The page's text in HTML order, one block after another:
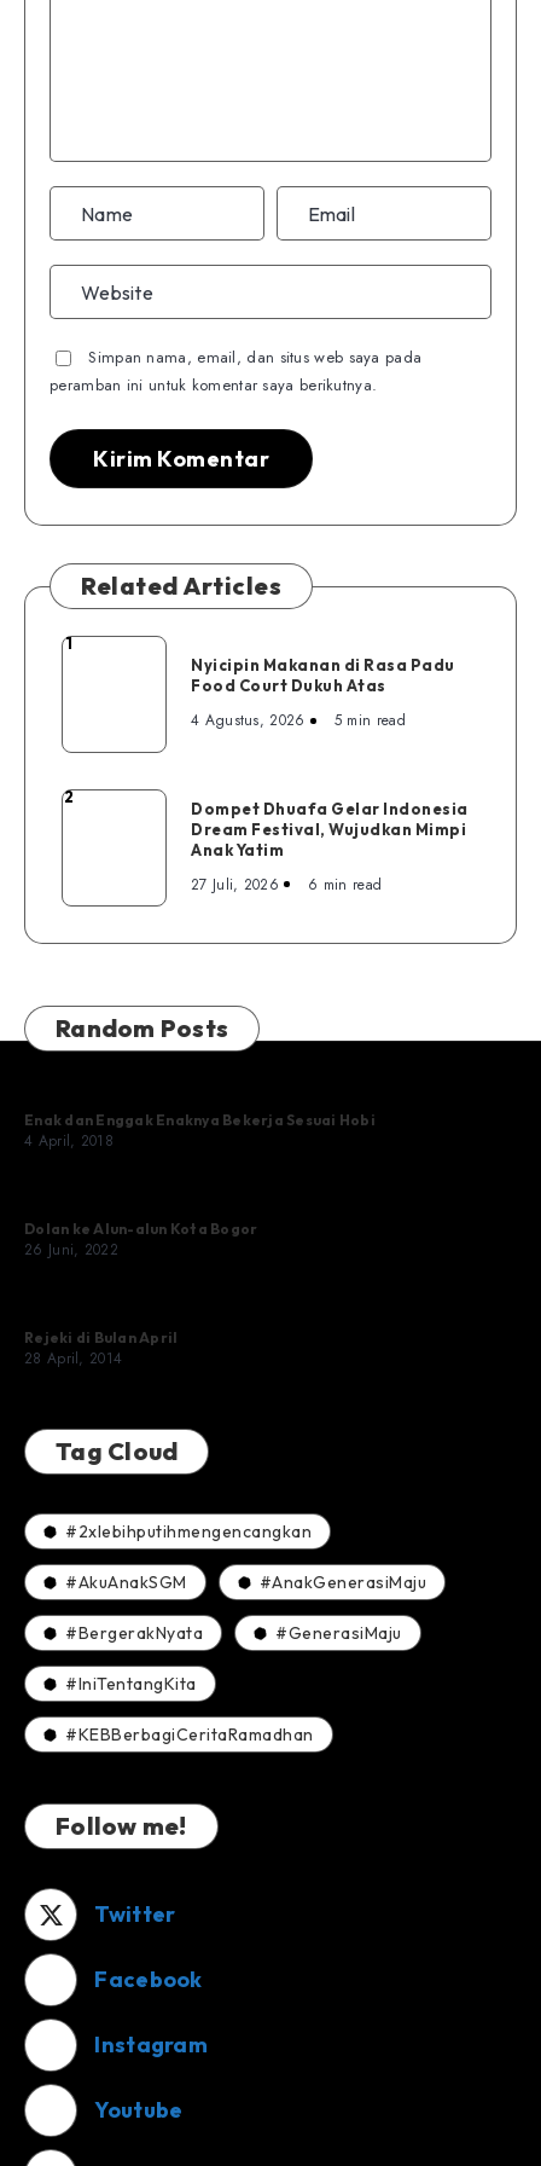
Simpan nama, email, dan situs web saya pada
peramban ini untuk komentar saya berikutnya.
Related Articles
Nyicipin
Food
1
Nyicipin Makanan di Rasa Padu
Food Court Dukuh Atas
4 Agustus, 2026 5 min read
Dompet
Festival,
Anak
Yatim
2
Dompet Dhuafa Gelar Indonesia
Dream Festival, Wujudkan Mimpi
Anak Yatim
27 Juli, 2026 6 min read
Random Posts
Enak dan Enggak Enaknya Bekerja Sesuai Hobi
4 April, 2018
Dolan ke Alun-alun Kota Bogor
26 Juni, 2022
Rejeki di Bulan April
28 April, 2014
Tag Cloud
#2xlebihputihmengencangkan
#AkuAnakSGM #AnakGenerasiMaju
#BergerakNyata #GenerasiMaju
#IniTentangKita
#KEBBerbagiCeritaRamadhan
Follow me!
Twitter
Facebook
Instagram
Youtube